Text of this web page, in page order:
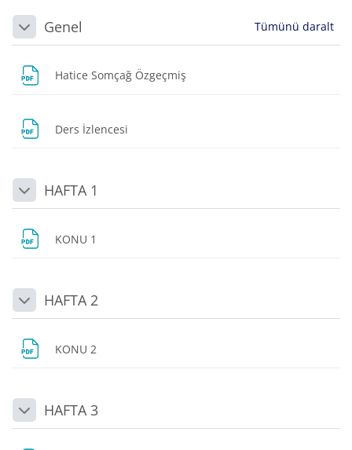
Bloklar
Bölüm anahatları
DaraltGenel Tümünü daralt
Hatice Somçağ Özgeçmiş
Ders İzlencesi
DaraltHAFTA 1
KONU 1
DaraltHAFTA 2
KONU 2
DaraltHAFTA 3